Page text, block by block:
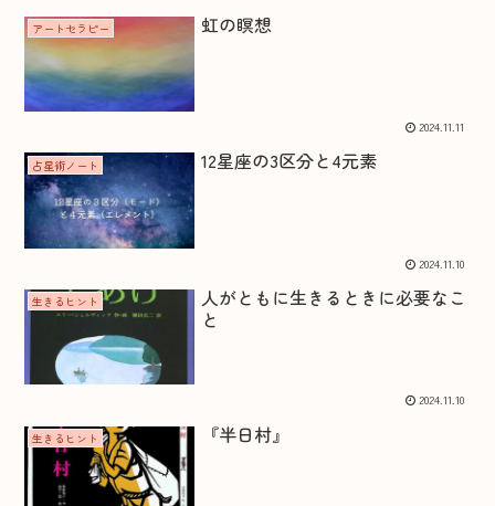
アートセラピー 虹の瞑想
2024.11.11
占星術ノート 12星座の3区分と4元素
2024.11.10
生きるヒント
人がともに生きるときに必要なこ
と
2024.11.10
生きるヒント 『半日村』